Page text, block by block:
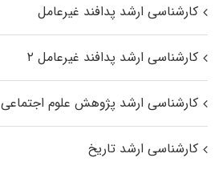
کارشناسی ارشد پدافند غیرعامل
کارشناسی ارشد پدافند غیرعامل ۲
کارشناسی ارشد پژوهش علوم اجتماعی
کارشناسی ارشد تاریخ